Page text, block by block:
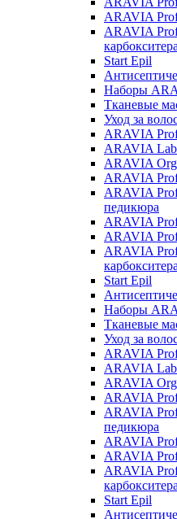
ARAVIA
ARAVIA
Start Epil
Наборы
Тканевые
Уход за
ARAVIA
ARAVIA
ARAVIA
ARAVIA
ARAVIA
педикюра
ARAVIA
ARAVIA
ARAVIA
Start Epil
Наборы
Тканевые
Уход за
ARAVIA
ARAVIA
ARAVIA
ARAVIA
ARAVIA
педикюра
ARAVIA
ARAVIA
ARAVIA
Start Epil